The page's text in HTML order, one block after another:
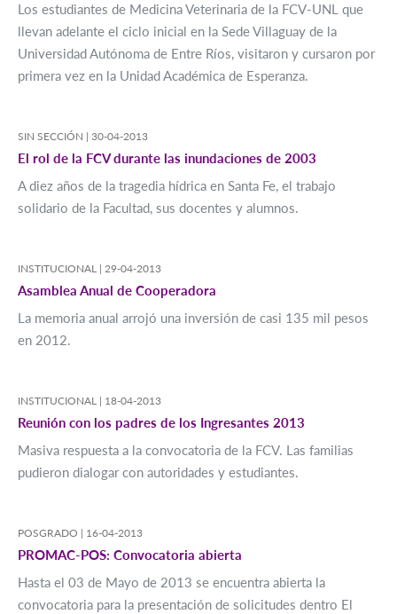
Los estudiantes de Medicina Veterinaria de la FCV-UNL que
llevan adelante el ciclo inicial en la Sede Villaguay de la
Universidad Autónoma de Entre Ríos, visitaron y cursaron por
primera vez en la Unidad Académica de Esperanza.
SIN SECCIÓN | 30-04-2013
El rol de la FCV durante las inundaciones de 2003
A diez años de la tragedia hídrica en Santa Fe, el trabajo
solidario de la Facultad, sus docentes y alumnos.
INSTITUCIONAL | 29-04-2013
Asamblea Anual de Cooperadora
La memoria anual arrojó una inversión de casi 135 mil pesos
en 2012.
INSTITUCIONAL | 18-04-2013
Reunión con los padres de los Ingresantes 2013
Masiva respuesta a la convocatoria de la FCV. Las familias
pudieron dialogar con autoridades y estudiantes.
POSGRADO | 16-04-2013
PROMAC-POS: Convocatoria abierta
Hasta el 03 de Mayo de 2013 se encuentra abierta la
convocatoria para la presentación de solicitudes dentro El